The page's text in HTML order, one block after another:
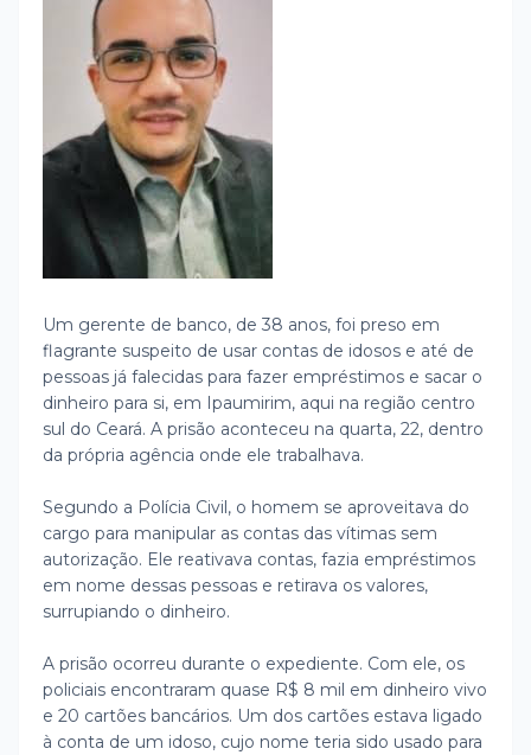
p
o
k
e
r
Um gerente de banco, de 38 anos, foi preso em
flagrante suspeito de usar contas de idosos e até de
pessoas já falecidas para fazer empréstimos e sacar o
dinheiro para si, em Ipaumirim, aqui na região centro
sul do Ceará. A prisão aconteceu na quarta, 22, dentro
da própria agência onde ele trabalhava.
Segundo a Polícia Civil, o homem se aproveitava do
cargo para manipular as contas das vítimas sem
autorização. Ele reativava contas, fazia empréstimos
em nome dessas pessoas e retirava os valores,
surrupiando o dinheiro.
A prisão ocorreu durante o expediente. Com ele, os
policiais encontraram quase R$ 8 mil em dinheiro vivo
e 20 cartões bancários. Um dos cartões estava ligado
à conta de um idoso, cujo nome teria sido usado para